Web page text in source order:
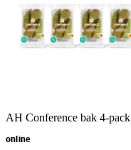
AH Conference bak 4-pack
online